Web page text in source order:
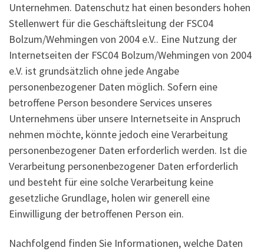
Unternehmen. Datenschutz hat einen besonders hohen
Stellenwert für die Geschäftsleitung der FSC04
Bolzum/Wehmingen von 2004 e.V.. Eine Nutzung der
Internetseiten der FSC04 Bolzum/Wehmingen von 2004
e.V. ist grundsätzlich ohne jede Angabe
personenbezogener Daten möglich. Sofern eine
betroffene Person besondere Services unseres
Unternehmens über unsere Internetseite in Anspruch
nehmen möchte, könnte jedoch eine Verarbeitung
personenbezogener Daten erforderlich werden. Ist die
Verarbeitung personenbezogener Daten erforderlich
und besteht für eine solche Verarbeitung keine
gesetzliche Grundlage, holen wir generell eine
Einwilligung der betroffenen Person ein.
Nachfolgend finden Sie Informationen, welche Daten